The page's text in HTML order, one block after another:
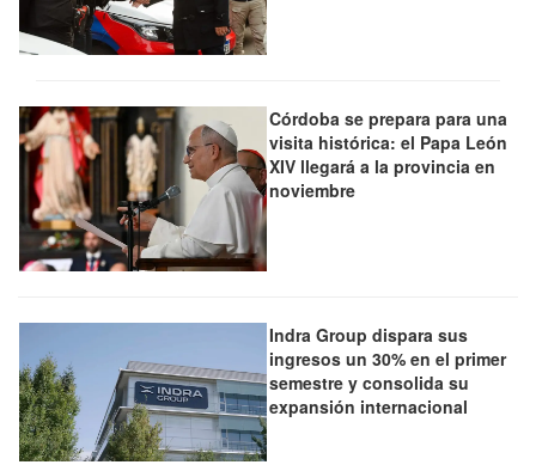
Córdoba se prepara para una
visita histórica: el Papa León
XIV llegará a la provincia en
noviembre
Indra Group dispara sus
ingresos un 30% en el primer
semestre y consolida su
expansión internacional